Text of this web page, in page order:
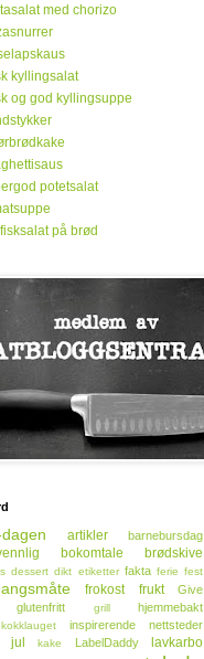
med chorizo
kyllingsalat
og god kyllingsuppe
potetsalat
på brød
artikler barnebursdag
bokomtale brødskive
dessert dikt etiketter fakta ferie fest
frokost frukt
Give
glutenfritt grill hjemmebakt
inspirerende nettsteder
jul kake LabelDaddy lavkarbo